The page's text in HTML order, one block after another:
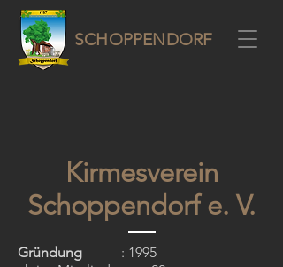
SCHOPPENDORF
Kirmesverein
Schoppendorf e. V.
Gründung : 1995